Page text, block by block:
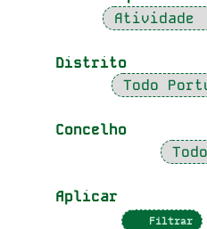
Distrito
Concelho
Aplicar
Filtrar